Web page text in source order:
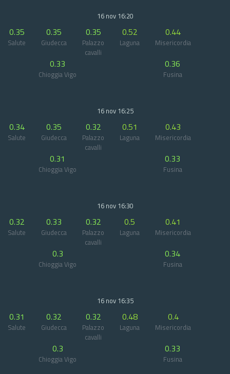
16 nov 16:20
0.35
Salute
0.35
Giudecca
0.35
Palazzo
cavalli
0.52
Laguna
0.44
Misericordia
0.33
Chioggia Vigo
0.36
Fusina
16 nov 16:25
0.34
Salute
0.35
Giudecca
0.32
Palazzo
cavalli
0.51
Laguna
0.43
Misericordia
0.31
Chioggia Vigo
0.33
Fusina
16 nov 16:30
0.32
Salute
0.33
Giudecca
0.32
Palazzo
cavalli
0.5
Laguna
0.41
Misericordia
0.3
Chioggia Vigo
0.34
Fusina
16 nov 16:35
0.31
Salute
0.32
Giudecca
0.32
Palazzo
cavalli
0.48
Laguna
0.4
Misericordia
0.3
Chioggia Vigo
0.33
Fusina